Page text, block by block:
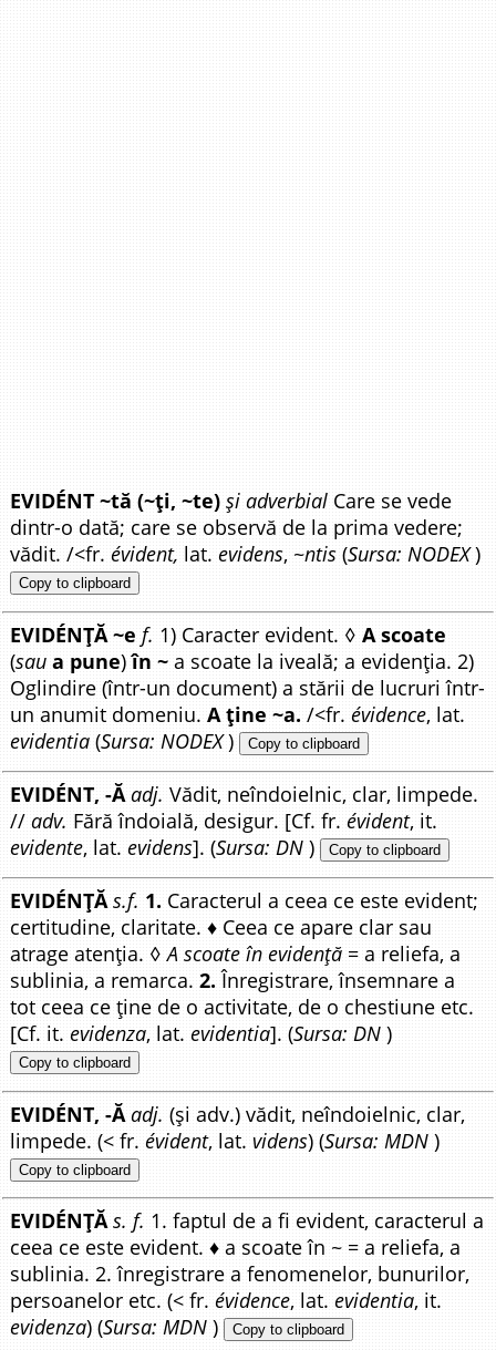
EVIDÉNT ~tă (~ți, ~te) și adverbial Care se vede
dintr-o dată; care se observă de la prima vedere;
vădit. /<fr.évident, lat.evidens, ~ntis (Sursa: NODEX)
Copy to clipboard
EVIDÉNȚĂ ~e f. 1) Caracter evident. ◊A scoate
(sau a pune)în ~ a scoate la iveală; a evidenția. 2)
Oglindire (într-un document) a stării de lucruri într-
un anumit domeniu.A ține ~a. /<fr.évidence, lat.
evidentia (Sursa: NODEX) Copy to clipboard
EVIDÉNT, -Ă adj. Vădit, neîndoielnic, clar, limpede.
//adv. Fără îndoială, desigur. [Cf. fr.évident, it.
evidente, lat.evidens]. (Sursa: DN ) Copy to clipboard
EVIDÉNȚĂ s.f. 1. Caracterul a ceea ce este evident;
certitudine, claritate. ♦ Ceea ce apare clar sau
atrage atenția. ◊A scoate în evidență = a reliefa, a
sublinia, a remarca.2. Înregistrare, însemnare a
tot ceea ce ține de o activitate, de o chestiune etc.
[Cf. it.evidenza, lat.evidentia]. (Sursa: DN )
Copy to clipboard
EVIDÉNT, -Ă adj. (și adv.) vădit, neîndoielnic, clar,
limpede. (< fr.évident, lat. videns) (Sursa: MDN )
Copy to clipboard
EVIDÉNȚĂ s. f. 1. faptul de a fi evident, caracterul a
ceea ce este evident. ♦ a scoate în ~ = a reliefa, a
sublinia. 2. înregistrare a fenomenelor, bunurilor,
persoanelor etc. (< fr.évidence, lat.evidentia, it.
evidenza) (Sursa: MDN ) Copy to clipboard